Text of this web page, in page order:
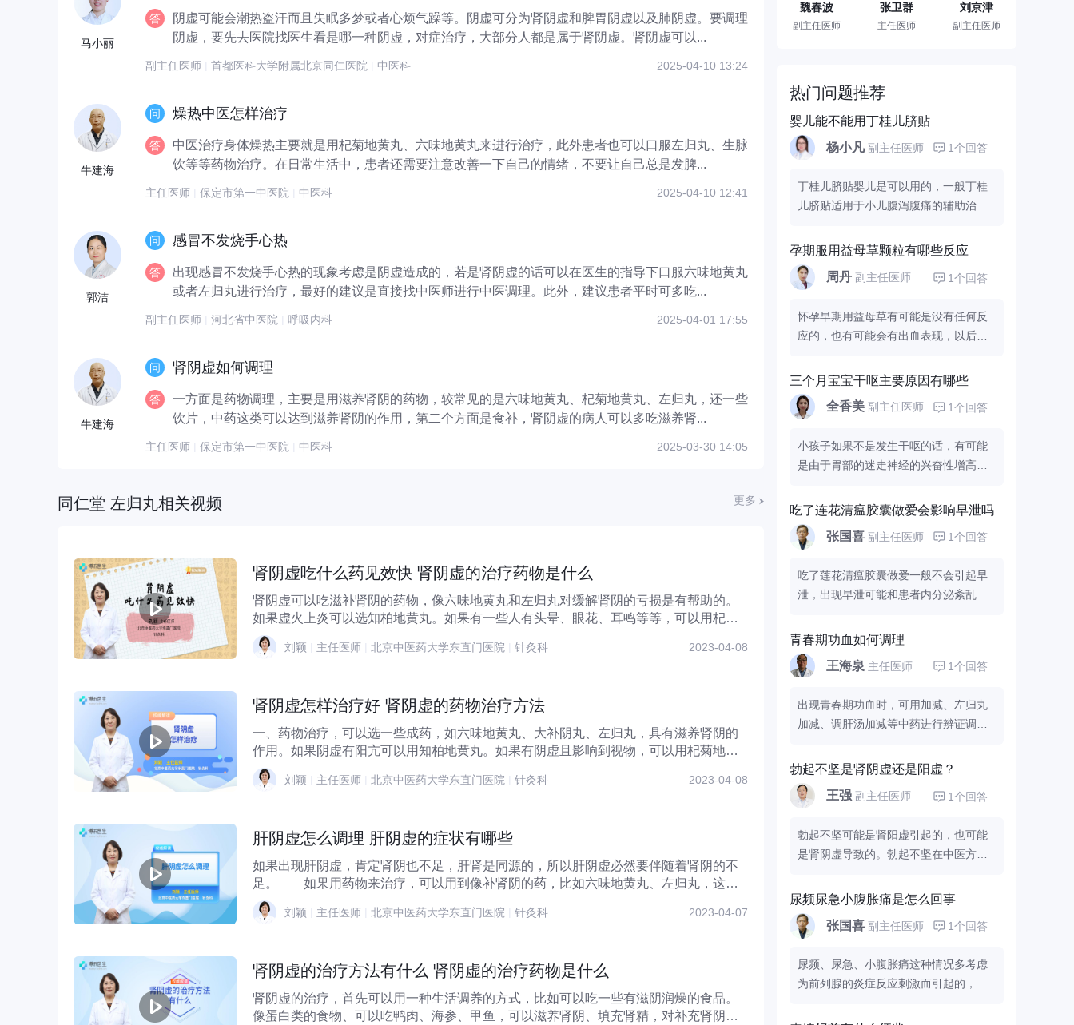
马小丽
阴虚可能会潮热盗汗而且失眠多梦或者心烦气躁等。阴虚可分为肾阴虚和脾胃阴虚以及肺阴虚。要调理
阴虚，要先去医院找医生看是哪一种阴虚，对症治疗，大部分人都是属于肾阴虚。肾阴虚可以...
副主任医师 首都医科大学附属北京同仁医院 中医科 2025-04-10 13:24
牛建海
燥热中医怎样治疗
中医治疗身体燥热主要就是用杞菊地黄丸、六味地黄丸来进行治疗，此外患者也可以口服左归丸、生脉
饮等等药物治疗。在日常生活中，患者还需要注意改善一下自己的情绪，不要让自己总是发脾...
主任医师 保定市第一中医院 中医科 2025-04-10 12:41
郭洁
感冒不发烧手心热
出现感冒不发烧手心热的现象考虑是阴虚造成的，若是肾阴虚的话可以在医生的指导下口服六味地黄丸
或者左归丸进行治疗，最好的建议是直接找中医师进行中医调理。此外，建议患者平时可多吃...
副主任医师 河北省中医院 呼吸内科 2025-04-01 17:55
牛建海
肾阴虚如何调理
一方面是药物调理，主要是用滋养肾阴的药物，较常见的是六味地黄丸、杞菊地黄丸、左归丸，还一些
饮片，中药这类可以达到滋养肾阴的作用，第二个方面是食补，肾阴虚的病人可以多吃滋养肾...
主任医师 保定市第一中医院 中医科 2025-03-30 14:05
同仁堂 左归丸相关视频 更多
肾阴虚吃什么药见效快 肾阴虚的治疗药物是什么
肾阴虚可以吃滋补肾阴的药物，像六味地黄丸和左归丸对缓解肾阴的亏损是有帮助的。
如果虚火上炎可以选知柏地黄丸。如果有一些人有头晕、眼花、耳鸣等等，可以用杞菊
地黄丸。如果出现干...
刘颖 主任医师 北京中医药大学东直门医院 针灸科 2023-04-08
肾阴虚怎样治疗好 肾阴虚的药物治疗方法
一、药物治疗，可以选一些成药，如六味地黄丸、大补阴丸、左归丸，具有滋养肾阴的
作用。如果阴虚有阳亢可以用知柏地黄丸。如果有阴虚且影响到视物，可以用杞菊地黄
丸，如果影响到肺有...
刘颖 主任医师 北京中医药大学东直门医院 针灸科 2023-04-08
肝阴虚怎么调理 肝阴虚的症状有哪些
如果出现肝阴虚，肯定肾阴也不足，肝肾是同源的，所以肝阴虚必然要伴随着肾阴的不
足。 如果用药物来治疗，可以用到像补肾阴的药，比如六味地黄丸、左归丸，这些
都...
刘颖 主任医师 北京中医药大学东直门医院 针灸科 2023-04-07
肾阴虚的治疗方法有什么 肾阴虚的治疗药物是什么
肾阴虚的治疗，首先可以用一种生活调养的方式，比如可以吃一些有滋阴润燥的食品。
像蛋白类的食物、可以吃鸭肉、海参、甲鱼，可以滋养肾阴、填充肾精，对补充肾阴是
魏春波
副主任医师
张卫群
主任医师
刘京津
副主任医师
热门问题推荐
婴儿能不能用丁桂儿脐贴
杨小凡 副主任医师 1个回答
丁桂儿脐贴婴儿是可以用的，一般丁桂
儿脐贴适用于小儿腹泻腹痛的辅助治
的现象，是可以给宝宝贴的，但是如果
婴儿还小，脐带的水干得不彻底的话也
是不能贴的，以免让宝宝的皮肤过敏感
孕期服用益母草颗粒有哪些反应
周丹 副主任医师 1个回答
怀孕早期用益母草有可能是没有任何反
应的，也有可能会有出血表现，以后不
于胎儿的发育是否有影响还没有明确的
资料,因此孕期的用药原则：能不用者则
不用.你可以在孕4个月时到医院做羊水
身体不舒服的症状，需要及时的去医院
就诊。
三个月宝宝干呕主要原因有哪些
全香美 副主任医师 1个回答
小孩子如果不是发生干呕的话，有可能
是由于胃部的迷走神经的兴奋性增高所
系，带他去医院的儿科就诊明确，平时
要注意避免喂养过饱，同时可以利用
粒或者婴儿健脾散调理消化功能，一般
症状，还是去医院检查一下比较好。
吃了连花清瘟胶囊做爱会影响早泄吗
张国喜 副主任医师 1个回答
吃了莲花清瘟胶囊做爱一般不会引起早
泄，出现早泄可能和患者内分泌紊乱有
雄性激素分泌减少，引起早泄的情况发
生。分泌紊乱的患者可以适当的参加一
些体育锻炼，能够有效的释放自身的压
青春期功血如何调理
王海泉 主任医师 1个回答
出现青春期功血时，可用加减、左归丸
加减、调肝汤加减等中药进行辨证调
须猪肉汤、猪皮胶冻等进行饮食调理；
平时还要注意个人卫生，坚持适度锻
炼，对功血的缓解也有帮助。
勃起不坚是肾阴虚还是阳虚？
王强 副主任医师 1个回答
勃起不坚可能是肾阳虚引起的，也可能
是肾阴虚导致的。勃起不坚在中医方面
勃起功能丧失或减退导致不能正常完成
性生活，在行房时会出现勃起不坚或阴
茎不能勃起，这个可能是肾阳虚引起
面色苍白、精神萎靡、腰膝酸软、舌苔
淡白、头晕目眩等表现。另外出现肾阴
尿频尿急小腹胀痛是怎么回事
张国喜 副主任医师 1个回答
尿频、尿急、小腹胀痛这种情况多考虑
为前列腺的炎症反应刺激而引起的，这
检查前列腺液或者是彩超以及尿常规，